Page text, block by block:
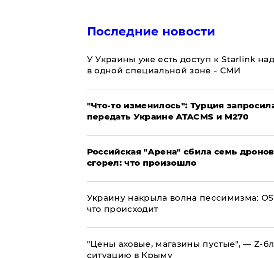
Последние новости
У Украины уже есть доступ к Starlink
в одной специальной зоне - СМИ
​"Что-то изменилось": Турция
передать Украине ATACMS и M270
​Российская "Арена" сбила семь
сгорел: что произошло
​Украину накрыла волна пессимизма:
что происходит
​"Цены аховые, магазины пустые", — Z-
ситуацию в Крыму